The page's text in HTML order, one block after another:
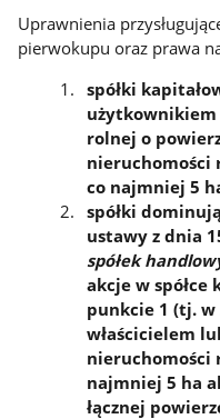
Uprawnienia
pierwokupu oraz prawa
spółki
użytkownikiem
rolnej o
nieruchomości
co najmniej 5
spółki
ustawy z dnia
spółek
akcje w
punkcie 1 (tj. w
właścicielem
nieruchomości
najmniej 5 ha
łącznej